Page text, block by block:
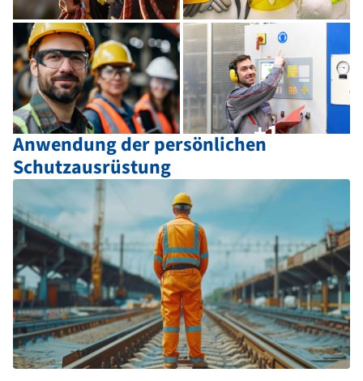
+1
Anwendung der persönlichen
Schutzausrüstung